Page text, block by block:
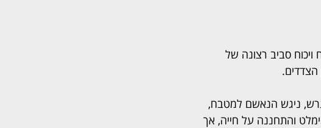
בני הזוג, התפתח ויכוח סביב רצונה של
הצדדים.
ניגש הנאשם למטבח,
ניסתה להימלט והתחננה על חייה, אך